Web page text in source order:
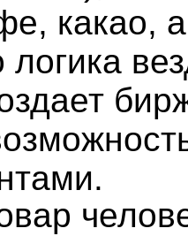
какао,